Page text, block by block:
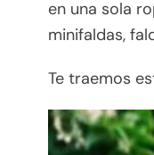
en una sola
minifaldas,
Te traemos